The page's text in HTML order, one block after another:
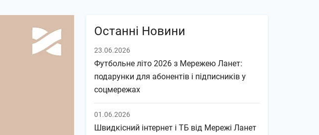
Останні Новини
23.06.2026
Футбольне літо 2026 з Мережею Ланет:
подарунки для абонентів і підписників у
соцмережах
01.06.2026
Швидкісний інтернет і ТБ від Мережі Ланет